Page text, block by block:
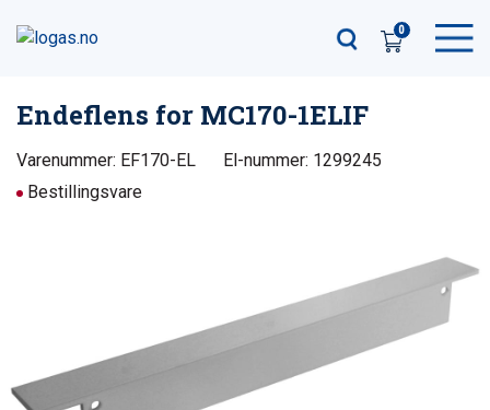
0
Endeflens for MC170-1ELIF
Varenummer: EF170-EL
El-nummer: 1299245
Bestillingsvare